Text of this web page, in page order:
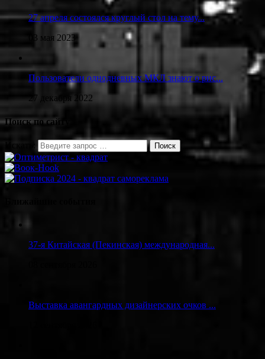
27 апреля состоялся круглый стол на тему...
03 мая 2023
Пользователи однодневных МКЛ знают о рис...
27 декабря 2022
Поиск по сайту
37-я Китайская (Пекинская) международная...
Выставка авангардных дизайнерских очков ...